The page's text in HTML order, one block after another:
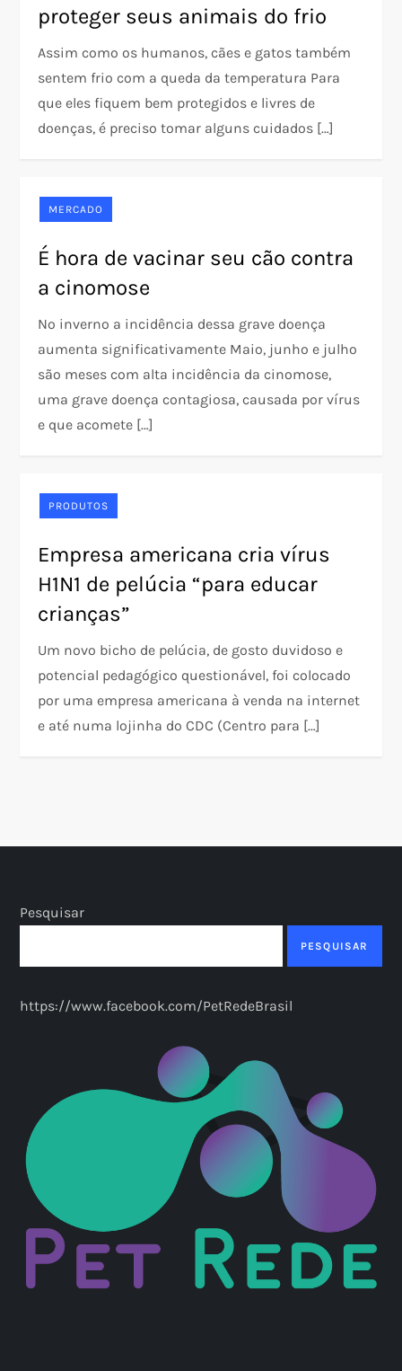
proteger seus animais do frio
Assim como os humanos, cães e gatos também
sentem frio com a queda da temperatura Para
que eles fiquem bem protegidos e livres de
doenças, é preciso tomar alguns cuidados […]
MERCADO
É hora de vacinar seu cão contra
a cinomose
No inverno a incidência dessa grave doença
aumenta significativamente Maio, junho e julho
são meses com alta incidência da cinomose,
uma grave doença contagiosa, causada por vírus
e que acomete […]
PRODUTOS
Empresa americana cria vírus
H1N1 de pelúcia “para educar
crianças”
Um novo bicho de pelúcia, de gosto duvidoso e
potencial pedagógico questionável, foi colocado
por uma empresa americana à venda na internet
e até numa lojinha do CDC (Centro para […]
Pesquisar
PESQUISAR
https://www.facebook.com/PetRedeBrasil